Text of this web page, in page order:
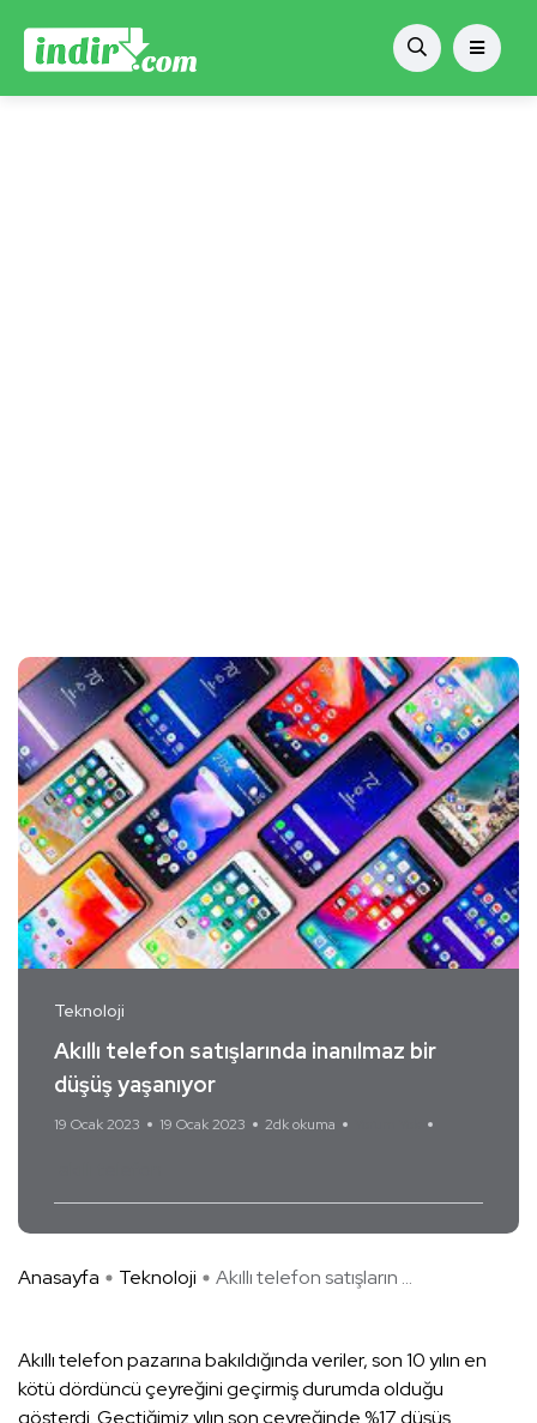
Teknoloji
Akıllı telefon satışlarında inanılmaz bir
düşüş yaşanıyor
19 Ocak 2023 19 Ocak 2023 2dk okuma
Anasayfa Teknoloji Akıllı telefon satışların ...
Akıllı telefon pazarına bakıldığında veriler, son 10 yılın en
kötü dördüncü çeyreğini geçirmiş durumda olduğu
gösterdi. Geçtiğimiz yılın son çeyreğinde %17 düşüş